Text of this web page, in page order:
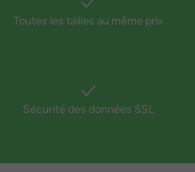
Toutes les tailles au même prix
Sécurité des données SSL